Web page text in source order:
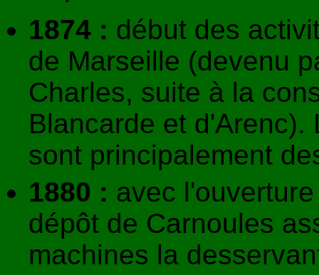
1874 : début des
de Marseille (devenu
Charles, suite à la
Blancarde et
sont principalement
1880 : avec
dépôt de Carnoules
machines la